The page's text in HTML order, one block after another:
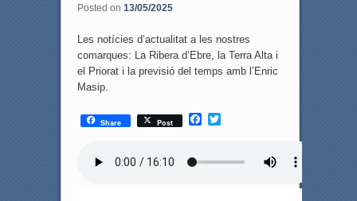
Posted on 13/05/2025
Les notícies d’actualitat a les nostres
comarques: La Ribera d’Ebre, la Terra Alta i
el Priorat i la previsió del temps amb l’Enric
Masip.
Share Post
F
T